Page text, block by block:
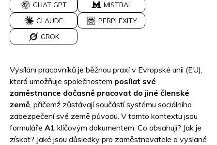
CHAT GPT
MISTRAL
CLAUDE
PERPLEXITY
GROK
Vysílání pracovníků je běžnou praxí v Evropské unii (EU),
která umožňuje společnostem posílat své
zaměstnance dočasně pracovat do jiné členské
země, přičemž zůstávají součástí systému sociálního
zabezpečení své země původu. V tomto kontextu jsou
formuláře A1 klíčovým dokumentem. Co obsahují? Jak je
získat? Jaké jsou důsledky pro zaměstnavatele a vyslané